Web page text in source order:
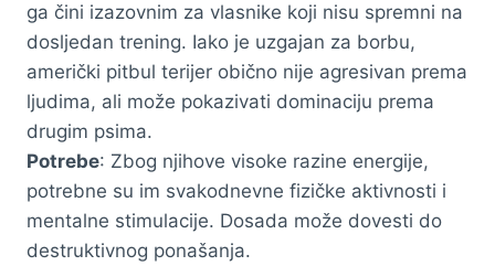
ga čini izazovnim za vlasnike koji nisu spremni na
dosljedan trening. Iako je uzgajan za borbu,
američki pitbul terijer obično nije agresivan prema
ljudima, ali može pokazivati dominaciju prema
drugim psima.
Potrebe: Zbog njihove visoke razine energije,
potrebne su im svakodnevne fizičke aktivnosti i
mentalne stimulacije. Dosada može dovesti do
destruktivnog ponašanja.